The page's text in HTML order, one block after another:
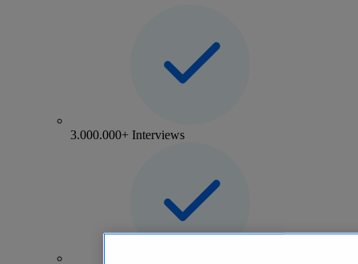
3.000.000+ Interviews